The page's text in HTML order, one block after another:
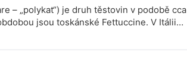
– „polykat“) je druh těstovin v podobě cca
jsou toskánské Fettuccine. V Itálii
v provincii Emilia-Romagna pořádají